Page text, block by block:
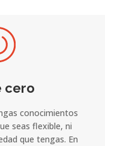
cero
conocimientos
seas flexible, ni
que tengas. En